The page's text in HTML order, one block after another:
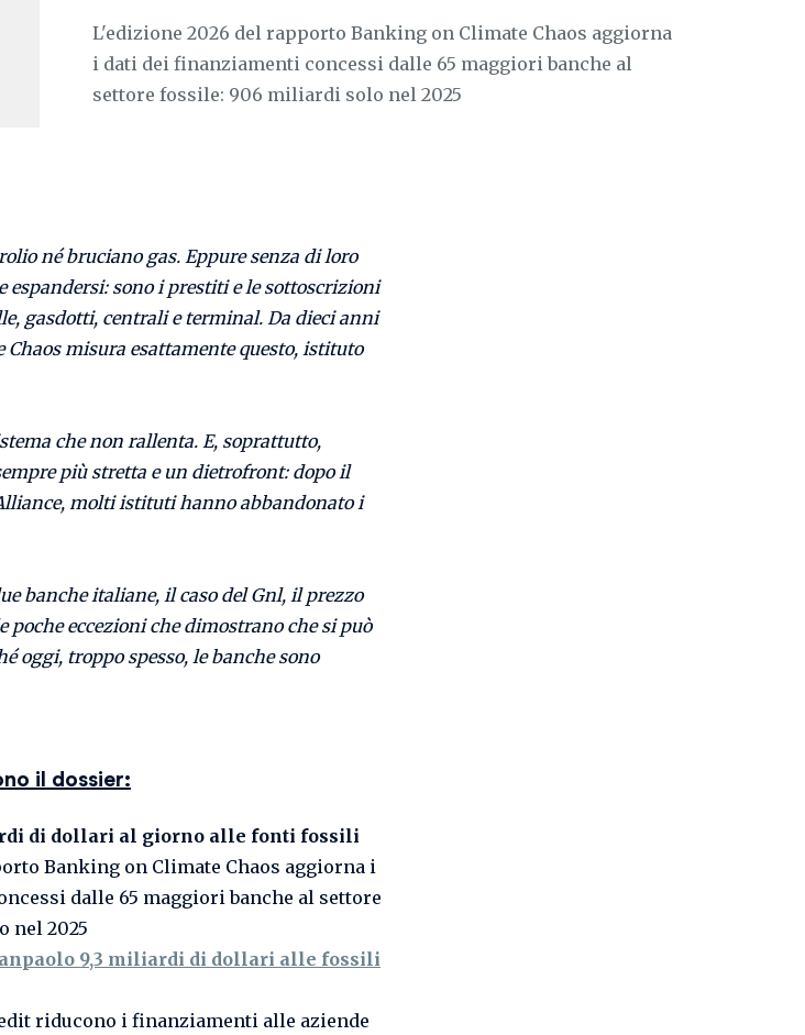
L'edizione 2026 del rapporto Banking on Climate Chaos aggiorna
i dati dei finanziamenti concessi dalle 65 maggiori banche al
settore fossile: 906 miliardi solo nel 2025
né bruciano gas. Eppure senza di loro
espandersi: sono i prestiti e le sottoscrizioni
gasdotti, centrali e terminal. Da dieci anni
misura esattamente questo, istituto
che non rallenta. E, soprattutto,
più stretta e un dietrofront: dopo il
molti istituti hanno abbandonato i
banche italiane, il caso del Gnl, il prezzo
eccezioni che dimostrano che si può
oggi, troppo spesso, le banche sono
il dossier:
di dollari al giorno alle fonti fossili
Banking on Climate Chaos aggiorna i
dalle 65 maggiori banche al settore
nel 2025
9,3 miliardi di dollari alle fossili
riducono i finanziamenti alle aziende